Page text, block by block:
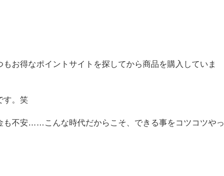
お得なポイントサイトを探してから商品を購入していま
す。笑
不安……こんな時代だからこそ、できる事をコツコツやっ